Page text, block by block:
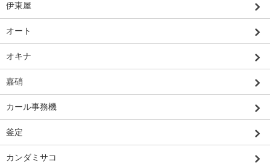
伊東屋
オート
オキナ
嘉硝
カール事務機
釜定
カンダミサコ